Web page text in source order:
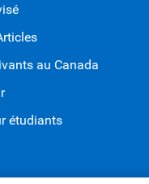
au Canada
étudiants